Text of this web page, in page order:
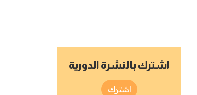
اشترك بالنشرة الدورية
اشترك